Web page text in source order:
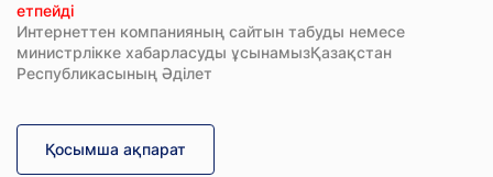
етпейді
Интернеттен компанияның сайтын табуды немесе
министрлікке хабарласуды ұсынамызҚазақстан
Республикасының Әділет
Қосымша ақпарат